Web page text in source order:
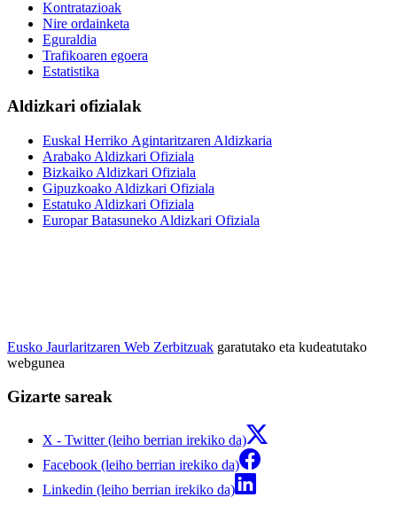
Kontratazioak
Nire ordainketa
Eguraldia
Trafikoaren egoera
Estatistika
Aldizkari ofizialak
Euskal Herriko Agintaritzaren Aldizkaria
Arabako Aldizkari Ofiziala
Bizkaiko Aldizkari Ofiziala
Gipuzkoako Aldizkari Ofiziala
Estatuko Aldizkari Ofiziala
Europar Batasuneko Aldizkari Ofiziala
Eusko Jaurlaritzaren Web Zerbitzuak garatutako eta kudeatutako
webgunea
Gizarte sareak
X - Twitter (leiho berrian irekiko da)
Facebook (leiho berrian irekiko da)
Linkedin (leiho berrian irekiko da)